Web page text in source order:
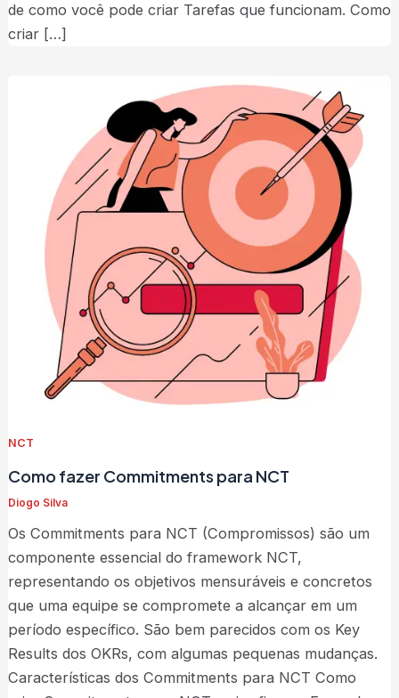
de como você pode criar Tarefas que funcionam. Como
criar […]
NCT
Como fazer Commitments para NCT
Diogo Silva
Os Commitments para NCT (Compromissos) são um
componente essencial do framework NCT,
representando os objetivos mensuráveis e concretos
que uma equipe se compromete a alcançar em um
período específico. São bem parecidos com os Key
Results dos OKRs, com algumas pequenas mudanças.
Características dos Commitments para NCT Como